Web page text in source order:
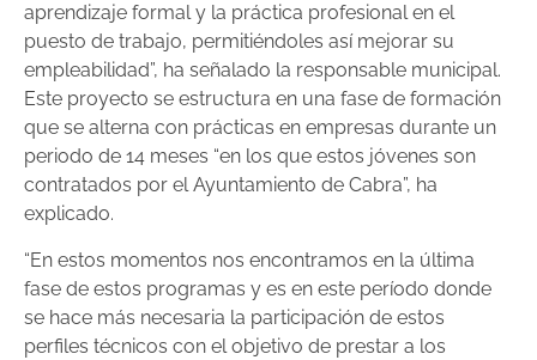
aprendizaje formal y la práctica profesional en el
puesto de trabajo, permitiéndoles así mejorar su
empleabilidad”, ha señalado la responsable municipal.
Este proyecto se estructura en una fase de formación
que se alterna con prácticas en empresas durante un
periodo de 14 meses “en los que estos jóvenes son
contratados por el Ayuntamiento de Cabra”, ha
explicado.
“En estos momentos nos encontramos en la última
fase de estos programas y es en este período donde
se hace más necesaria la participación de estos
perfiles técnicos con el objetivo de prestar a los